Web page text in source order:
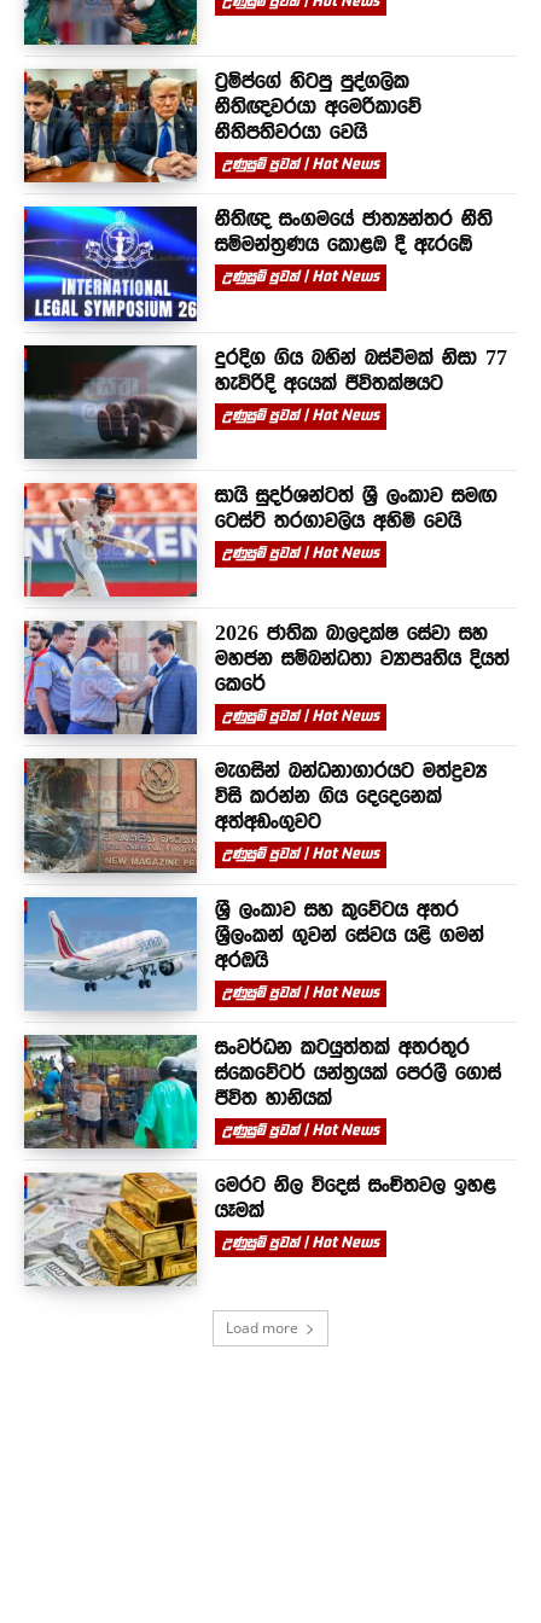
ට්‍රම්ප්ගේ හිටපු පුද්ගලික
නීතිඥවරයා අමෙරිකාවේ
නීතිපතිවරයා වෙයි
උණුසුම් පුවත් | Hot News
නීතිඥ සංගමයේ ජාත්‍යන්තර නීති
සම්මන්ත්‍රණය කොළඹ දී ඇරඹේ
උණුසුම් පුවත් | Hot News
දුරදිග ගිය බහින් බස්වීමක් නිසා 77
හැවිරිදි අයෙක් ජීවිතක්ෂයට
උණුසුම් පුවත් | Hot News
සායි සුදර්ශන්ටත් ශ්‍රී ලංකාව සමඟ
ටෙස්ට් තරගාවලිය අහිමි වෙයි
උණුසුම් පුවත් | Hot News
2026 ජාතික බාලදක්ෂ සේවා සහ
මහජන සම්බන්ධතා ව්‍යාපෘතිය දියත්
කෙරේ
උණුසුම් පුවත් | Hot News
මැගසින් බන්ධනාගාරයට මත්ද්‍රව්‍ය
විසි කරන්න ගිය දෙදෙනෙක්
අත්අඩංගුවට
උණුසුම් පුවත් | Hot News
ශ්‍රී ලංකාව සහ කුවේටය අතර
ශ්‍රීලංකන් ගුවන් සේවය යළි ගමන්
අරඹයි
උණුසුම් පුවත් | Hot News
සංවර්ධන කටයුත්තක් අතරතුර
ස්කෙවේටර් යන්ත්‍රයක් පෙරලී ගොස්
ජීවිත හානියක්
උණුසුම් පුවත් | Hot News
මෙරට නිල විදෙස් සංචිතවල ඉහළ
යෑමක්
උණුසුම් පුවත් | Hot News
Load more